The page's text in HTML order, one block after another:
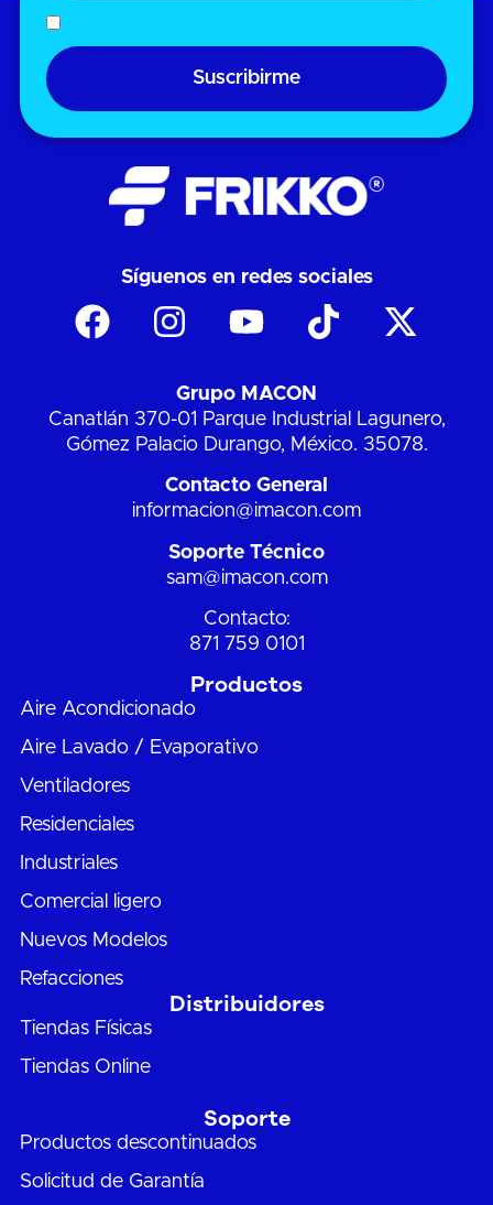
Suscribirme
Síguenos en redes sociales
Grupo MACON
Canatlán 370-01 Parque Industrial Lagunero,
Gómez Palacio Durango, México. 35078.
Contacto General
informacion@imacon.com
Soporte Técnico
sam@imacon.com
Contacto:
871 759 0101
Productos
Aire Acondicionado
Aire Lavado / Evaporativo
Ventiladores
Residenciales
Industriales
Comercial ligero
Nuevos Modelos
Refacciones
Distribuidores
Tiendas Físicas
Tiendas Online
Soporte
Productos descontinuados
Solicitud de Garantía